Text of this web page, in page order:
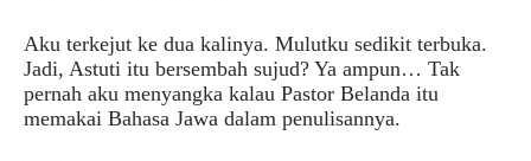
Aku terkejut ke dua kalinya. Mulutku sedikit terbuka.
Jadi, Astuti itu bersembah sujud? Ya ampun… Tak
pernah aku menyangka kalau Pastor Belanda itu
memakai Bahasa Jawa dalam penulisannya.